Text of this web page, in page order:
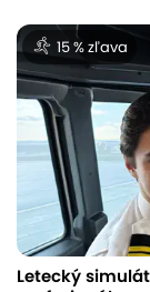
15 % zľava
Letecký